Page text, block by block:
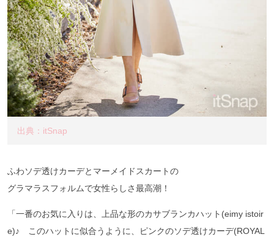
出典：itSnap
ふわソデ透けカーデとマーメイドスカートの
グラマラスフォルムで女性らしさ最高潮！
「一番のお気に入りは、上品な形のカサブランカハット(eimy istoir
e)♪ このハットに似合うように、ピンクのソデ透けカーデ(ROYAL